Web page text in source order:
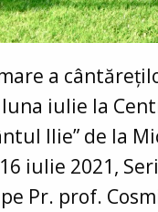
a
iulie la
Ilie” de la
iulie 2021,
Pr. prof.